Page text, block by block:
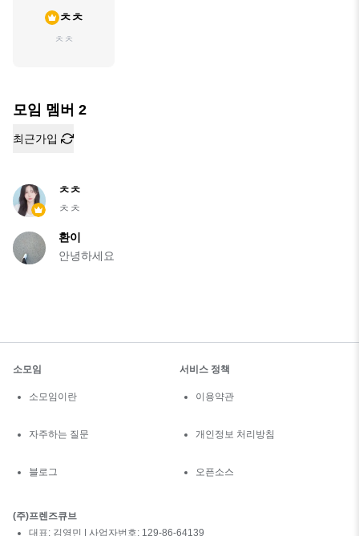
ㅊㅊ
ㅊㅊ
모임 멤버 2
최근가입
ㅊㅊ
ㅊㅊ
환이
안녕하세요
소모임
소모임이란
자주하는 질문
블로그
서비스 정책
이용약관
개인정보 처리방침
오픈소스
(주)프렌즈큐브
대표: 김영민 | 사업자번호: 129-86-64139